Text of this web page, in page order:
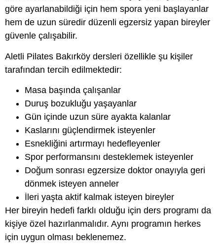
göre ayarlanabildiği için hem spora yeni başlayanlar
hem de uzun süredir düzenli egzersiz yapan bireyler
güvenle çalışabilir.
Aletli Pilates Bakırköy dersleri özellikle şu kişiler
tarafından tercih edilmektedir:
Masa başında çalışanlar
Duruş bozukluğu yaşayanlar
Gün içinde uzun süre ayakta kalanlar
Kaslarını güçlendirmek isteyenler
Esnekliğini artırmayı hedefleyenler
Spor performansını desteklemek isteyenler
Doğum sonrası egzersize doktor onayıyla geri
dönmek isteyen anneler
İleri yaşta aktif kalmak isteyen bireyler
Her bireyin hedefi farklı olduğu için ders programı da
kişiye özel hazırlanmalıdır. Aynı programın herkes
için uygun olması beklenemez.